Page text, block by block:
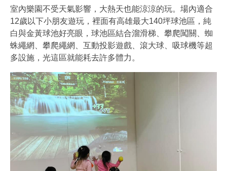
室內樂園不受天氣影響，大熱天也能涼涼的玩。場內適合
12歲以下小朋友遊玩，裡面有高雄最大140坪球池區，純
白與金黃球池好亮眼，球池區結合溜滑梯、攀爬闖關、蜘
蛛繩網、攀爬繩網、互動投影遊戲、滾大球、吸球機等超
多設施，光這區就能耗去許多體力。